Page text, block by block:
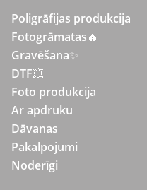
Poligrāfijas produkcija
Fotogrāmatas🔥
Gravēšana✨
DTF💥
Foto produkcija
Ar apdruku
Dāvanas
Pakalpojumi
Noderīgi